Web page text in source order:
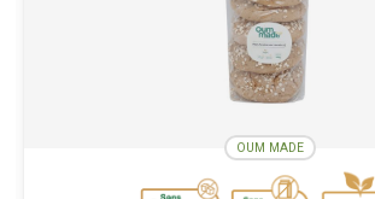
OUM MADE